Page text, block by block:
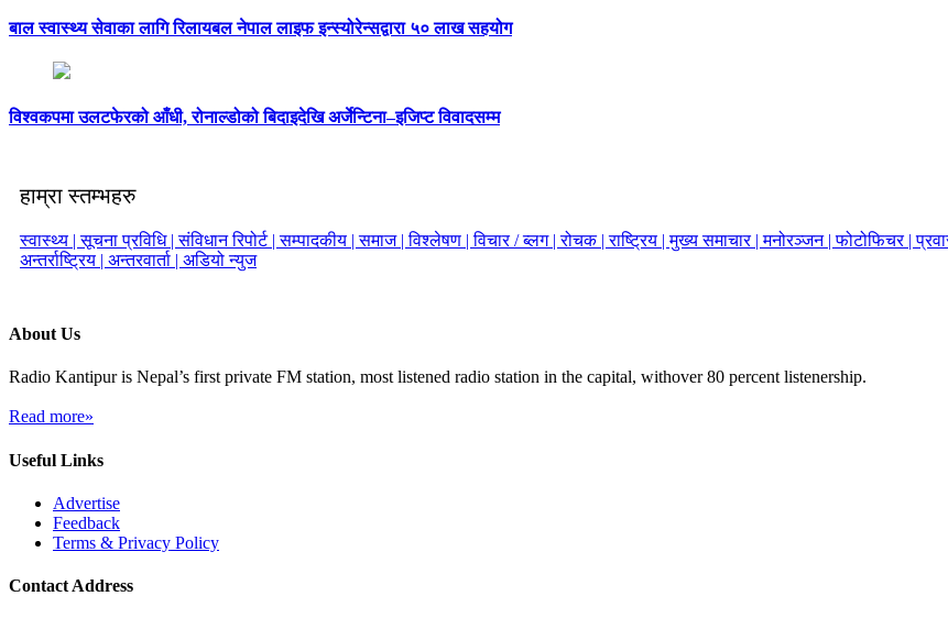
बाल स्वास्थ्य सेवाका लागि रिलायबल नेपाल लाइफ इन्स्योरेन्सद्वारा ५० लाख सहयोग
विश्वकपमा उलटफेरको आँधी, रोनाल्डोको बिदाइदेखि अर्जेन्टिना–इजिप्ट विवादसम्म
हाम्रा स्तम्भहरु
स्वास्थ्य |सूचना प्रविधि |संविधान रिपोर्ट |सम्पादकीय |समाज |विश्लेषण |विचार / ब्लग |रोचक |राष्ट्रिय |मुख्य समाचार |मनोरञ्जन |फोटोफिचर |
अन्तर्राष्ट्रिय | अन्तरवार्ता | अडियो न्युज
About Us
Radio Kantipur is Nepal’s first private FM station, most listened radio station in the capital, withover 80 percent listenership.
Read more»
Useful Links
Advertise
Feedback
Terms & Privacy Policy
Contact Address